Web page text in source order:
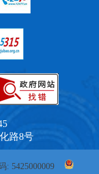
路8号
: 5425000009